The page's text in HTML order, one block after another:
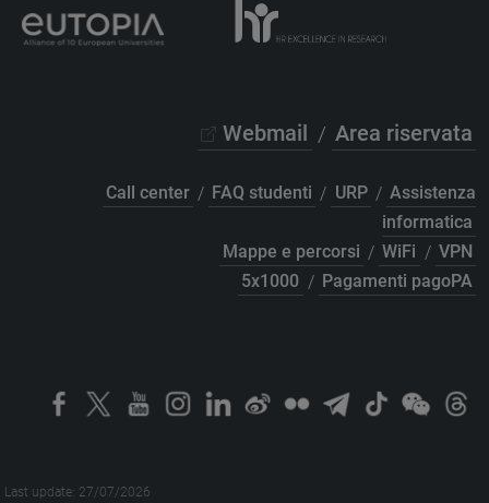
Webmail / Area riservata
Call center / FAQ studenti / URP / Assistenza
informatica
Mappe e percorsi / WiFi / VPN
5x1000 / Pagamenti pagoPA
Last update: 27/07/2026